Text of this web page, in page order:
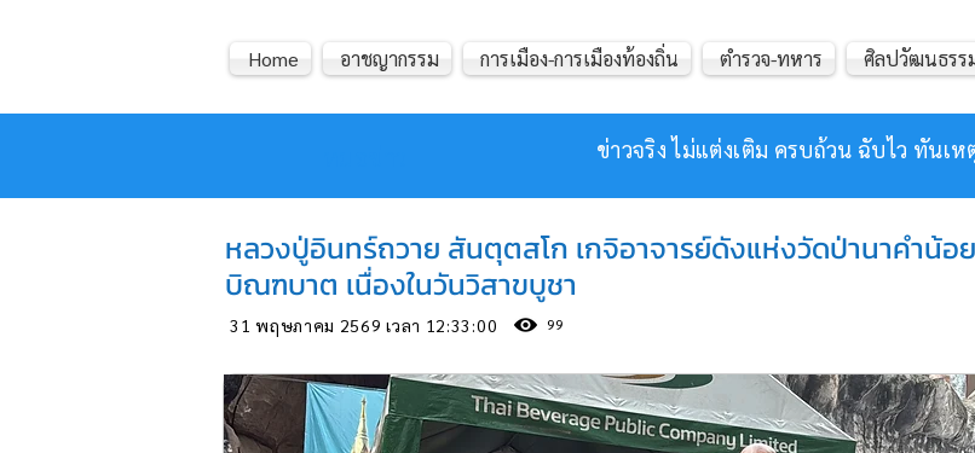
ข่าวจริง ไม่แต่งเติม ครบถ้วน ฉับไว ทันเ
Home อาชญากรรม การเมือง-การเมืองท้องถิ่น ตำรวจ-ทหาร ศิลปวัฒนธรร
หลวงปู่อินทร์ถวาย สันตุตสโก เกจิอาจารย์ดังแห่งวัดป่านาคำน้อ
บิณฑบาต เนื่องในวันวิสาขบูชา
31 พฤษภาคม 2569 เวลา 12:33:00 99